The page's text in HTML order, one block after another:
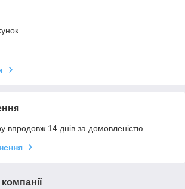
впродовж 14 днів за домовленістю